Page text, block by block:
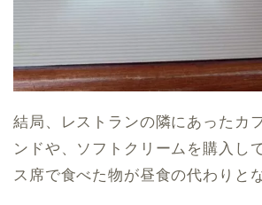
結局、レストランの隣にあったカ
ンドや、ソフトクリームを購入し
ス席で食べた物が昼食の代わりと